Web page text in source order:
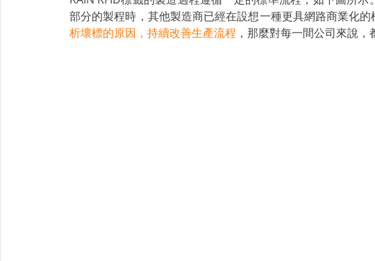
部分的製程時，其他製造商已經在設想一種更具網路商業化的
析壞標的原因，持續改善生產流程 ，那麼對每一間公司來說，